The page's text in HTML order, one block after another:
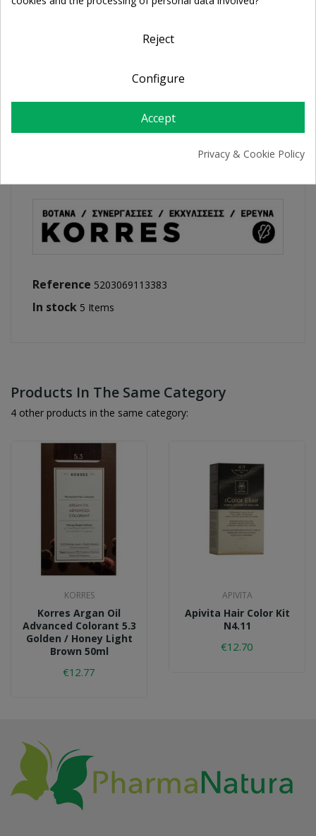
For orders over 39€
PRODUCT DETAILS
Reference 5203069113383
In stock 5 Items
Products In The Same Category
4 other products in the same category:
KORRES
Korres Argan Oil
Advanced Colorant 5.3
Golden / Honey Light
Brown 50ml
€12.77
APIVITA
Apivita Hair Color Kit
N4.11
€12.70
Reject
Configure
Accept
Privacy & Cookie Policy